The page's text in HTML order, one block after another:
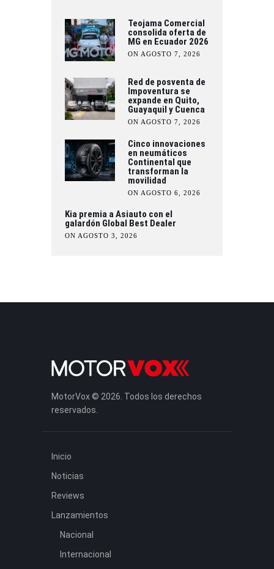
Teojama Comercial
consolida oferta de
MG en Ecuador 2026
ON AGOSTO 7, 2026
Red de posventa de
Impoventura se
expande en Quito,
Guayaquil y Cuenca
ON AGOSTO 7, 2026
Cinco innovaciones
en neumáticos
Continental que
transforman la
movilidad
ON AGOSTO 6, 2026
Kia premia a Asiauto con el
galardón Global Best Dealer
ON AGOSTO 3, 2026
MotorVox © 2026. Todos los derechos
reservados.
Inicio
Noticias
Reviews
Lanzamientos
Nacional
Internacional